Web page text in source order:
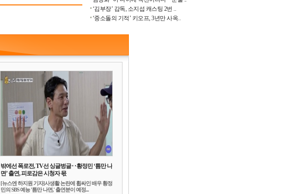
‘김부장’ 감독, 소지섭 캐스팅 2번 ..
‘중소돌의 기적’ 키오프, 3년만 사옥..
밖에선 폭로전, TV선 싱글벙글‥황정민 ‘틈만 나
면’ 출연, 피로감은 시청자 몫
[뉴스엔 하지원 기자]사생활 논란에 휩싸인 배우 황정
민의 SBS 예능 '틈만 나면,' 출연분이 예정...